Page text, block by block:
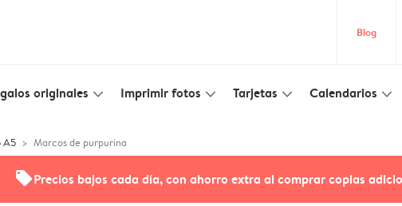
Blog
originales slim_arrow_down Imprimir fotos slim_arrow_down Tarjetas slim_arrow_down Calendarios slim_arrow_down
A5 Marcos de purpurina
offersPrecios bajos cada día, con ahorro extra al comprar copias